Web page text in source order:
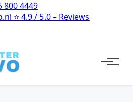
800 4449
⭐ 4.9 / 5.0 – Reviews